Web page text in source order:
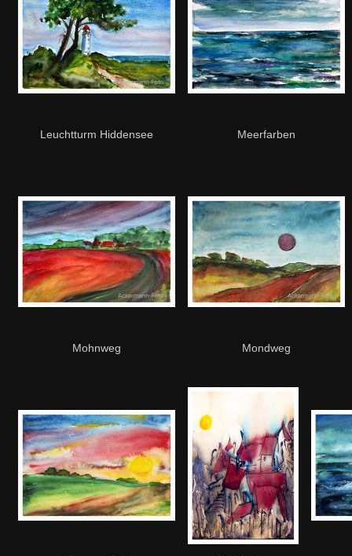
Leuchtturm Hiddensee Meerfarben
Mohnweg Mondweg